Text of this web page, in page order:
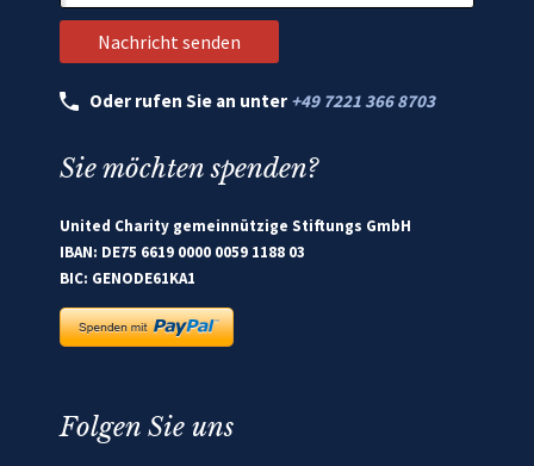
Oder rufen Sie an unter +49 7221 366 8703
Sie möchten spenden?
United Charity gemeinnützige Stiftungs GmbH
IBAN: DE75 6619 0000 0059 1188 03
BIC: GENODE61KA1
Folgen Sie uns